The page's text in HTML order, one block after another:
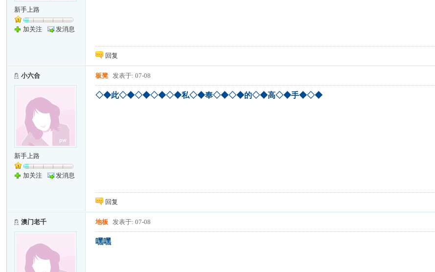
新手上路
加关注 发消息
回复
小六合
新手上路
加关注 发消息
板凳 发表于: 07-08
◇◆此◇◆◇◆◇◆◇◆私◇◆奉◇◆◇◆的◇◆高◇◆手◆◇◆
回复
澳门老千 地板 发表于: 07-08
嘿嘿